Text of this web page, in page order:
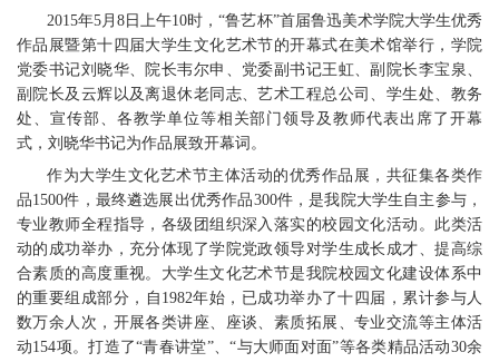
2015年5月8日上午10时，“鲁艺杯”首届鲁迅美术学院大学生优秀
作品展暨第十四届大学生文化艺术节的开幕式在美术馆举行，学院
党委书记刘晓华、院长韦尔申、党委副书记王虹、副院长李宝泉、
副院长及云辉以及离退休老同志、艺术工程总公司、学生处、教务
处、宣传部、各教学单位等相关部门领导及教师代表出席了开幕
式，刘晓华书记为作品展致开幕词。
作为大学生文化艺术节主体活动的优秀作品展，共征集各类作
品1500件，最终遴选展出优秀作品300件，是我院大学生自主参与，
专业教师全程指导，各级团组织深入落实的校园文化活动。此类活
动的成功举办，充分体现了学院党政领导对学生成长成才、提高综
合素质的高度重视。大学生文化艺术节是我院校园文化建设体系中
的重要组成部分，自1982年始，已成功举办了十四届，累计参与人
数万余人次，开展各类讲座、座谈、素质拓展、专业交流等主体活
动154项。打造了“青春讲堂”、“与大师面对面”等各类精品活动30余